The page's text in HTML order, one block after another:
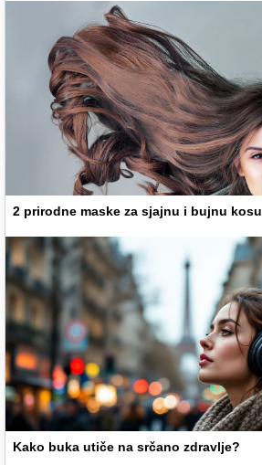
2 prirodne maske za sjajnu i bujnu kosu
Kako buka utiče na srčano zdravlje?